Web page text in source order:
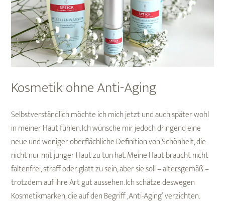
Kosmetik ohne Anti-Aging
Selbstverständlich möchte ich mich jetzt und auch später wohl
in meiner Haut fühlen. Ich wünsche mir jedoch dringend eine
neue und weniger oberflächliche Definition von Schönheit, die
nicht nur mit junger Haut zu tun hat. Meine Haut braucht nicht
faltenfrei, straff oder glatt zu sein, aber sie soll – altersgemäß –
trotzdem auf ihre Art gut aussehen. Ich schätze deswegen
Kosmetikmarken, die auf den Begriff ‚Anti-Aging‘ verzichten.